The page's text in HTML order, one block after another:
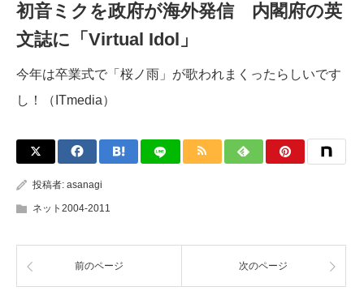
初音ミクを政府が海外発信 内閣府の英
文誌に「Virtual Idol」
今年は卒業式で「桜ノ雨」が歌われまくったらしいです
し！（ITmedia）
投稿者: asanagi
ネット2004-2011
前のページ 次のページ